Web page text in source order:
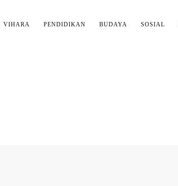
VIHARA PENDIDIKAN BUDAYA SOSIAL